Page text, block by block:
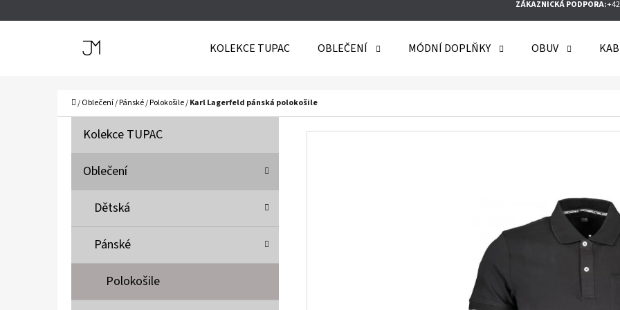
ZÁKAZNICKÁ PODPORA:
KOLEKCE TUPAC OBLEČENÍ MÓDNÍ DOPLŇKY OBUV
Domů
/Oblečení/Pánské/Polokošile/Karl Lagerfeld pánská polokošile
Přeskočit
K
E
Kolekce TUPAC
Oblečení
Dětská
Pánské
Polokošile